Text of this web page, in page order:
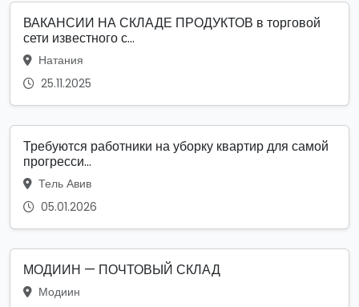
ВАКАНСИИ НА СКЛАДЕ ПРОДУКТОВ в торговой
сети известного с...
Натания
25.11.2025
Требуются работники на уборку квартир для самой
прогресси...
Тель Авив
05.01.2026
МОДИИН — ПОЧТОВЫЙ СКЛАД
Модиин